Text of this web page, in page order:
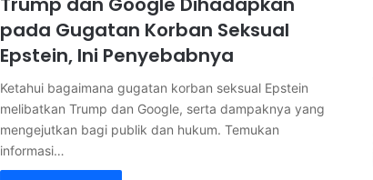
pada Gugatan Korban Seksual
Epstein, Ini Penyebabnya
Ketahui bagaimana gugatan korban seksual Epstein
melibatkan Trump dan Google, serta dampaknya yang
mengejutkan bagi publik dan hukum. Temukan
informasi…